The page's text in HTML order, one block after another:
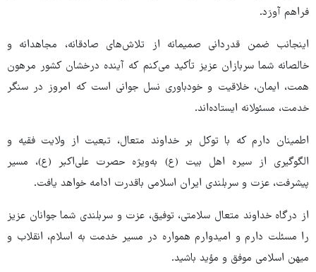
فراهم آورَد.
اینجانب ضمن قدردانی صمیمانه از تلاش‌های صادقانه، مجاهدانه و
خالصانه شما سربازان عزیز تأکید می‌کنم که آینده درخشان کشور مرهون
همت، ایمان، خلاقیت و خودباوری نسل جوانی است که امروز در سنگر
خدمت، مسئولانه ایستاده‌اند.
اطمینان دارم که با توکل بر خداوند متعال، تبعیت از ولایت فقیه و
الگوگیری از سیره اهل بیت (ع) به‌ویژه حصرت علی‌اکبر (ع)، مسیر
پیشرفت، عزت و سربلندی ایران اسلامی باقدرت ادامه خواهد یافت.
از درگاه خداوند متعال سلامتی، توفیق، عزت و سربلندی شما جوانان عزیز
را مسئلت دارم و امیدوارم همواره در مسیر خدمت به اسلام، انقلاب و
میهن اسلامی موفق و مؤید باشید.